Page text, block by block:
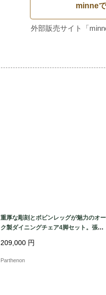
重厚な彫刻とボビンレッグが魅力のオー
ク製ダイニングチェア4脚セット。張り
209,000 円
Parthenon